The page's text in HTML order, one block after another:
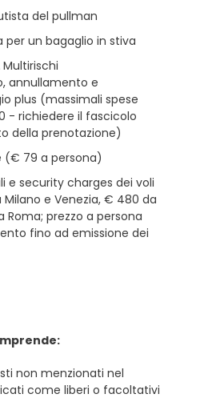
del pullman
per un bagaglio in stiva
Multirischi
annullamento e
plus (massimali spese
- richiedere il fascicolo
della prenotazione)
(€ 79 a persona)
e security charges dei voli
e Venezia, € 480 da
Roma; prezzo a persona
fino ad emissione dei
non menzionati nel
come liberi o facoltativi